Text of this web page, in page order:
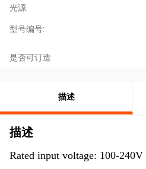
光源:
型号编号:
是否可订造:
描述
描述
Rated input voltage: 100-240V